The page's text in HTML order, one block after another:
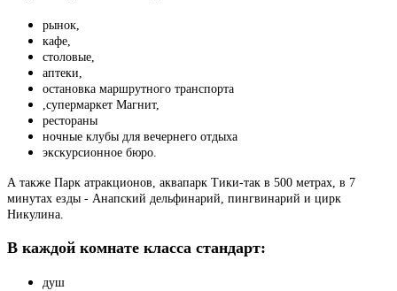
рынок,
кафе,
столовые,
аптеки,
остановка маршрутного транспорта
,супермаркет Магнит,
рестораны
ночные клубы для вечернего отдыха
экскурсионное бюро.
А также Парк атракционов, аквапарк Тики-так в 500 метрах, в 7
минутах езды - Анапский дельфинарий, пингвинарий и цирк
Никулина.
В каждой комнате класса стандарт:
душ